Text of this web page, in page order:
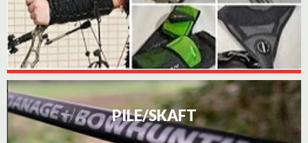
PILE/SKAFT